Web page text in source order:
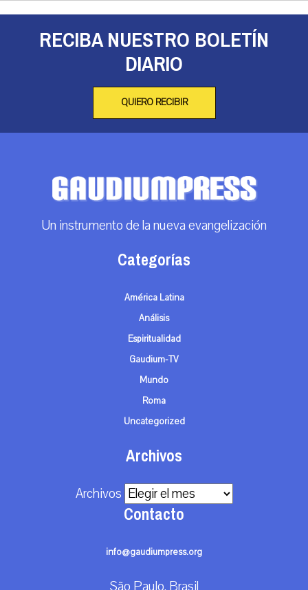
RECIBA NUESTRO BOLETÍN
DIARIO
QUIERO RECIBIR
Un instrumento de la nueva evangelización
Categorías
América Latina
Análisis
Espiritualidad
Gaudium-TV
Mundo
Roma
Uncategorized
Archivos
Archivos
Contacto
info@gaudiumpress.org